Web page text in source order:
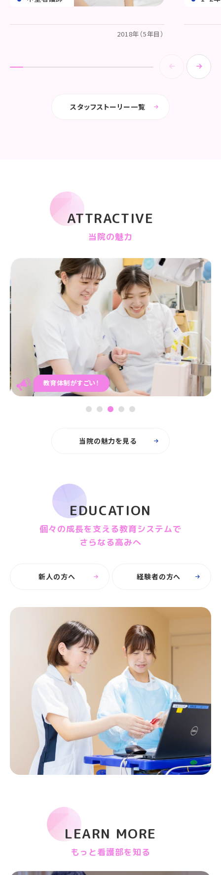
2018年（5年目）
スタッフストーリー一覧
ATTRACTIVE
当院の魅力
教育体制がすごい！
1 2 3 4 5
当院の魅力を見る
EDUCATION
個々の成長を支える教育システムで
さらなる高みへ
新人の方へ 経験者の方へ
LEARN MORE
もっと看護部を知る